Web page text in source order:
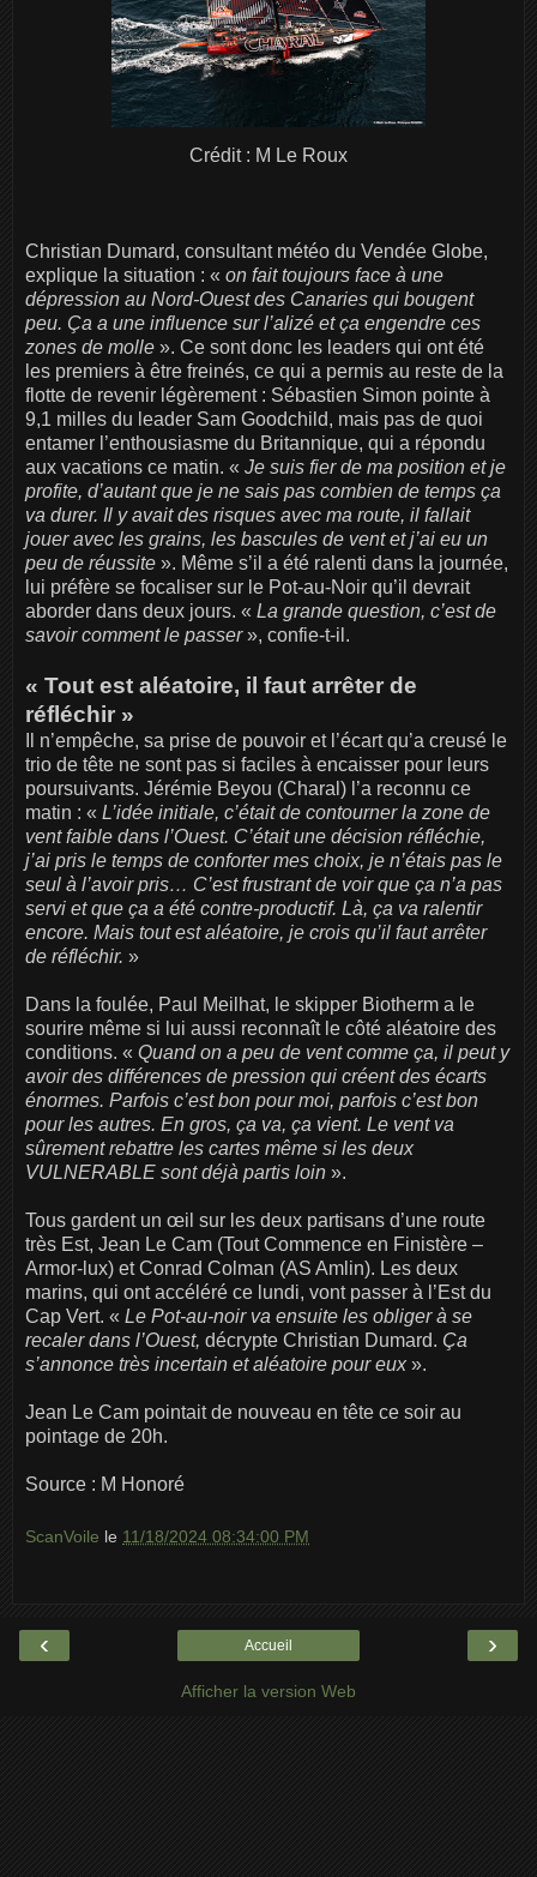
Crédit : M Le Roux
Christian Dumard, consultant météo du Vendée Globe,
explique la situation : « on fait toujours face à une
dépression au Nord-Ouest des Canaries qui bougent
peu. Ça a une influence sur l’alizé et ça engendre ces
zones de molle ». Ce sont donc les leaders qui ont été
les premiers à être freinés, ce qui a permis au reste de la
flotte de revenir légèrement : Sébastien Simon pointe à
9,1 milles du leader Sam Goodchild, mais pas de quoi
entamer l’enthousiasme du Britannique, qui a répondu
aux vacations ce matin. « Je suis fier de ma position et je
profite, d’autant que je ne sais pas combien de temps ça
va durer. Il y avait des risques avec ma route, il fallait
jouer avec les grains, les bascules de vent et j’ai eu un
peu de réussite ». Même s’il a été ralenti dans la journée,
lui préfère se focaliser sur le Pot-au-Noir qu’il devrait
aborder dans deux jours. « La grande question, c’est de
savoir comment le passer», confie-t-il.
« Tout est aléatoire, il faut arrêter de
réfléchir »
Il n’empêche, sa prise de pouvoir et l’écart qu’a creusé le
trio de tête ne sont pas si faciles à encaisser pour leurs
poursuivants. Jérémie Beyou (Charal) l’a reconnu ce
matin : « L’idée initiale, c’était de contourner la zone de
vent faible dans l’Ouest. C’était une décision réfléchie,
j’ai pris le temps de conforter mes choix, je n’étais pas le
seul à l’avoir pris… C’est frustrant de voir que ça n’a pas
servi et que ça a été contre-productif. Là, ça va ralentir
encore. Mais tout est aléatoire, je crois qu’il faut arrêter
de réfléchir. »
Dans la foulée, Paul Meilhat, le skipper Biotherm a le
sourire même si lui aussi reconnaît le côté aléatoire des
conditions. « Quand on a peu de vent comme ça, il peut y
avoir des différences de pression qui créent des écarts
énormes. Parfois c’est bon pour moi, parfois c’est bon
pour les autres. En gros, ça va, ça vient. Le vent va
sûrement rebattre les cartes même si les deux
VULNERABLE sont déjà partis loin ».
Tous gardent un œil sur les deux partisans d’une route
très Est, Jean Le Cam (Tout Commence en Finistère –
Armor-lux) et Conrad Colman (AS Amlin). Les deux
marins, qui ont accéléré ce lundi, vont passer à l’Est du
Cap Vert. « Le Pot-au-noir va ensuite les obliger à se
recaler dans l’Ouest, décrypte Christian Dumard. Ça
s’annonce très incertain et aléatoire pour eux».
Jean Le Cam pointait de nouveau en tête ce soir au
pointage de 20h.
Source : M Honoré
ScanVoile le 11/18/2024 08:34:00 PM
‹ ›
Accueil
Afficher la version Web